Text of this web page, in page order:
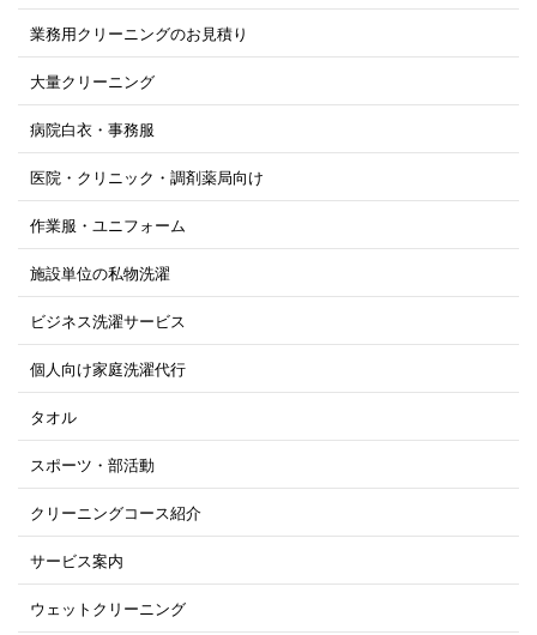
業務用クリーニングのお見積り
大量クリーニング
病院白衣・事務服
医院・クリニック・調剤薬局向け
作業服・ユニフォーム
施設単位の私物洗濯
ビジネス洗濯サービス
個人向け家庭洗濯代行
タオル
スポーツ・部活動
クリーニングコース紹介
サービス案内
ウェットクリーニング